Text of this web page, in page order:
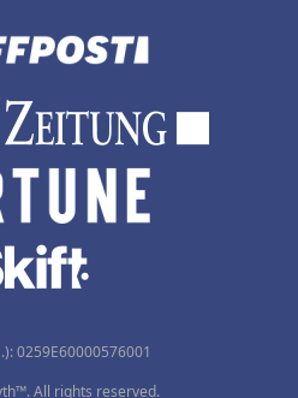
0259Ε60000576001
All rights reserved.